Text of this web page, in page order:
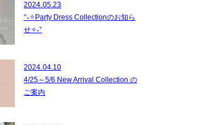
2024.05.23
°˖✧Party Dress Collectionのお知ら
せ✧˖°
2024.04.10
4/25～5/6 New Arrival Collection の
ご案内